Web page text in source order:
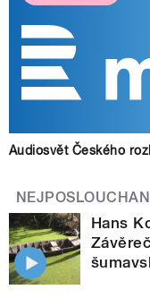
Audiosvět Českého
Hans